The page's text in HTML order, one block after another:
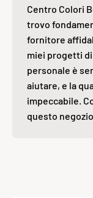
Centro Colori
trovo
fornitore
miei progetti
personale è
aiutare, e la
impeccabile.
questo